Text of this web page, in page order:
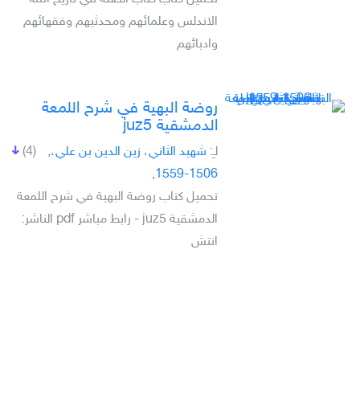
الاندلس وعلمائهم ومحدثيهم وفقهائهم
وادبائهم
روضة البهية في شرح اللمعة
الدمشقية juz5
(4) لـِ: شهيد الثاني، زين الدين بن علي،,
1506-1559,
تحميل كتاب روضة البهية في شرح اللمعة
الدمشقية juz5 - رابط مباشر pdf الناشر:
انتش